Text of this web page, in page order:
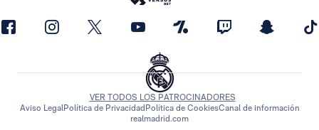
VER TODOS LOS PATROCINADORES
Aviso LegalPolítica de Privacidad Política de CookiesCanal de información
realmadrid.com